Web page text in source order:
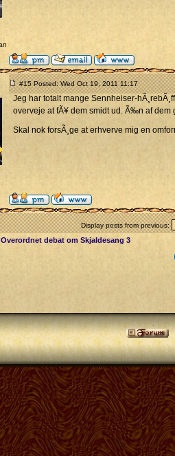
#15 Posted: Wed Oct 19, 2011 11:17
Jeg har totalt mange Sennheiser-
overveje at fÃ¥ dem smidt ud. Ã‰n af
Skal nok forsÃ¸ge at erhverve mig en
Display posts from previous:
Overordnet debat om Skjaldesang 3